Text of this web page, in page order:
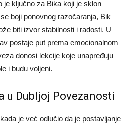
je ključno za Bika koji je sklon
boji ponovnog razočaranja, Bik
biti izvor stabilnosti i radosti. U
postaje put prema emocionalnom
donosi lekcije koje unapređuju
i budu voljeni.
u Dubljoj Povezanosti
je već odlučio da je postavljanje